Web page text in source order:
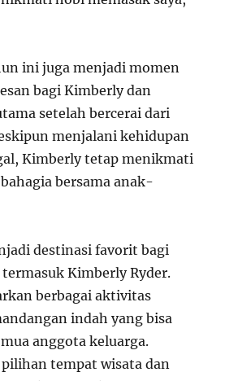
ini juga menjadi momen
bagi Kimberly dan
setelah bercerai dari
menjalani kehidupan
Kimberly tetap menikmati
bersama anak-
destinasi favorit bagi
Kimberly Ryder.
berbagai aktivitas
indah yang bisa
anggota keluarga.
tempat wisata dan